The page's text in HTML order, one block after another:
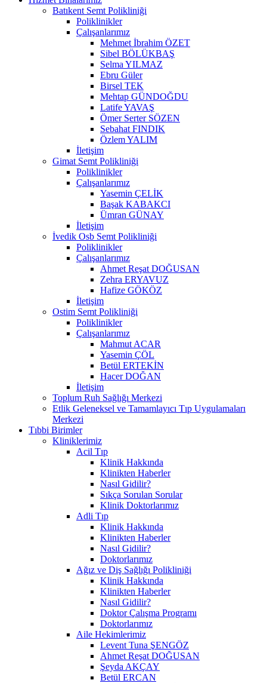
Batıkent Semt Polikliniği
Poliklinikler
Çalışanlarımız
Mehmet İbrahim ÖZET
Sibel BÖLÜKBAŞ
Selma YILMAZ
Ebru Güler
Birsel TEK
Mehtap GÜNDOĞDU
Latife YAVAŞ
Ömer Serter SÖZEN
Sebahat FINDIK
Özlem YALIM
İletişim
Gimat Semt Polikliniği
Poliklinikler
Çalışanlarımız
Yasemin ÇELİK
Başak KABAKCI
Ümran GÜNAY
İletişim
İvedik Osb Semt Polikliniği
Poliklinikler
Çalışanlarımız
Ahmet Reşat DOĞUSAN
Zehra ERYAVUZ
Hafize GÖKÖZ
İletişim
Ostim Semt Polikliniği
Poliklinikler
Çalışanlarımız
Mahmut ACAR
Yasemin ÇÖL
Betül ERTEKİN
Hacer DOĞAN
İletişim
Toplum Ruh Sağlığı Merkezi
Etlik Geleneksel ve Tamamlayıcı Tıp Uygulamaları
Merkezi
Tıbbi Birimler
Kliniklerimiz
Acil Tıp
Klinik Hakkında
Klinikten Haberler
Nasıl Gidilir?
Sıkça Sorulan Sorular
Klinik Doktorlarımız
Adli Tıp
Klinik Hakkında
Klinikten Haberler
Nasıl Gidilir?
Doktorlarımız
Ağız ve Diş Sağlığı Polikliniği
Klinik Hakkında
Klinikten Haberler
Nasıl Gidilir?
Doktor Çalışma Programı
Doktorlarımız
Aile Hekimlerimiz
Levent Tuna ŞENGÖZ
Ahmet Reşat DOĞUSAN
Şeyda AKÇAY
Betül ERCAN